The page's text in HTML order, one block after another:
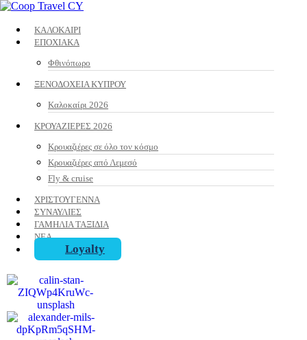
ΚΑΛΟΚΑΙΡΙ
ΕΠΟΧΙΑΚΑ
Φθινόπωρο
ΞΕΝΟΔΟΧΕΙΑ ΚΥΠΡΟΥ
Καλοκαίρι 2026
ΚΡΟΥΑΖΙΕΡΕΣ 2026
Κρουαζιέρες σε όλο τον κόσμο
Κρουαζιέρες από Λεμεσό
Fly & cruise
ΧΡΙΣΤΟΥΓΕΝΝΑ
ΣΥΝΑΥΛΙΕΣ
ΓΑΜΗΛΙΑ ΤΑΞΙΔΙΑ
ΝΕΑ
Loyalty